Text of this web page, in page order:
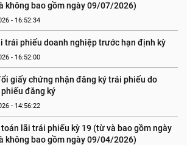
không bao gồm ngày 09/07/2026)
- 16:52:34
trái phiếu doanh nghiệp trước hạn định kỳ
- 16:52:00
giấy chứng nhận đăng ký trái phiếu do
đăng ký
- 14:56:22
lãi trái phiếu kỳ 19 (từ và bao gồm ngày
không bao gồm ngày 09/04/2026)